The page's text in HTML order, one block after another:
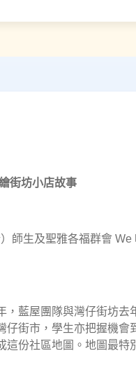
街坊小店故事
師生及聖雅各福群會
，藍屋團隊與灣仔街坊
仔街市，學生亦把握機
這份社區地圖。地圖最